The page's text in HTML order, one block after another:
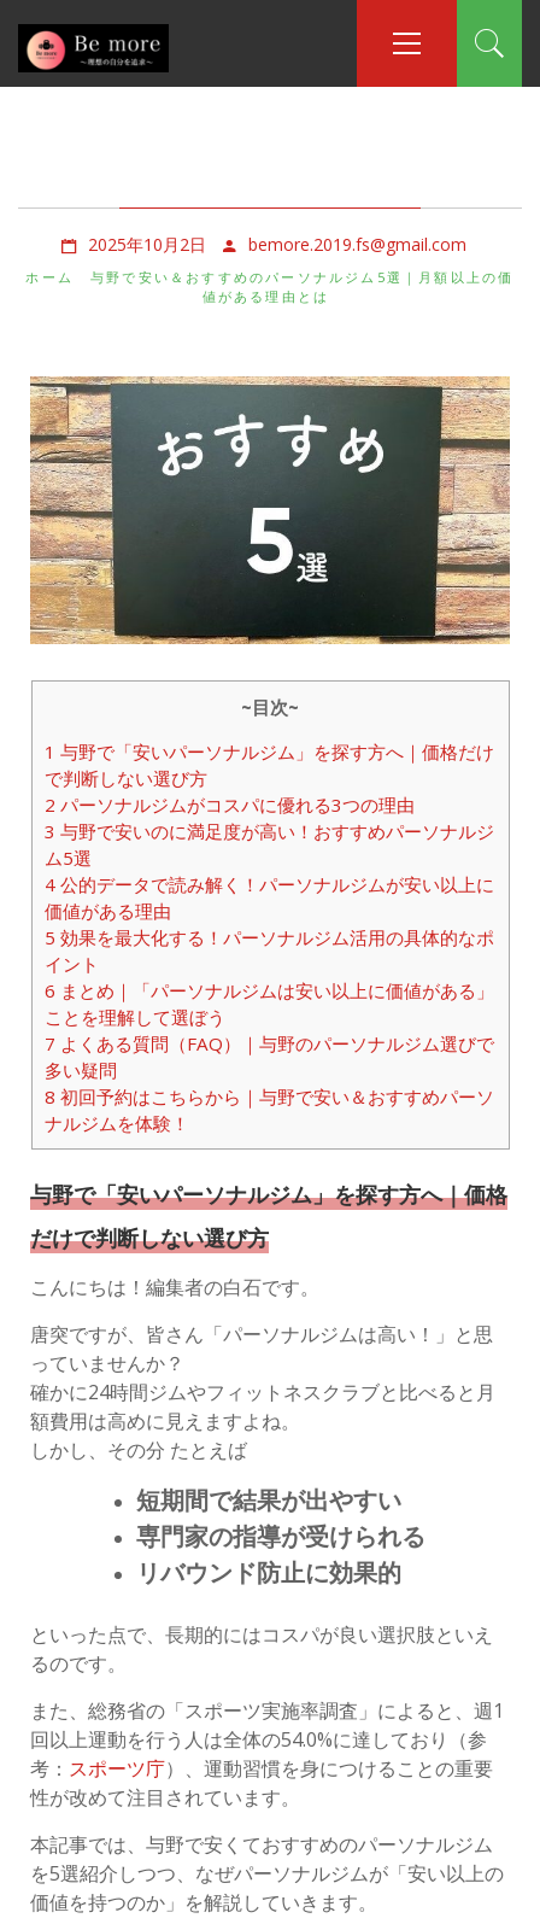
イ
メ
2025年10月2日 bemore.2019.fs@gmail.com
ホーム
与野で安い＆おすすめのパーソナルジム5選｜月額以上の価
値がある理由とは
~目次~
1 与野で「安いパーソナルジム」を探す方へ｜価格だけ
で判断しない選び方
2 パーソナルジムがコスパに優れる3つの理由
3 与野で安いのに満足度が高い！おすすめパーソナルジ
ム5選
4公的データで読み解く！パーソナルジムが安い以上に
価値がある理由
5 効果を最大化する！パーソナルジム活用の具体的なポ
イント
6 まとめ｜「パーソナルジムは安い以上に価値がある」
ことを理解して選ぼう
7 よくある質問（FAQ）｜与野のパーソナルジム選びで
多い疑問
8 初回予約はこちらから｜与野で安い＆おすすめパーソ
ナルジムを体験！
与野で「安いパーソナルジム」を探す方へ｜価格
だけで判断しない選び方
こんにちは！編集者の白石です。
唐突ですが、皆さん「パーソナルジムは高い！」と思
っていませんか？
確かに24時間ジムやフィットネスクラブと比べると月
額費用は高めに見えますよね。
しかし、その分 たとえば
短期間で結果が出やすい
専門家の指導が受けられる
リバウンド防止に効果的
といった点で、長期的にはコスパが良い選択肢といえ
るのです。
また、総務省の「スポーツ実施率調査」によると、週1
回以上運動を行う人は全体の54.0%に達しており（参
考： スポーツ庁）、運動習慣を身につけることの重要
性が改めて注目されています。
本記事では、与野で安くておすすめのパーソナルジム
を5選紹介しつつ、なぜパーソナルジムが「安い以上の
価値を持つのか」を解説していきます。